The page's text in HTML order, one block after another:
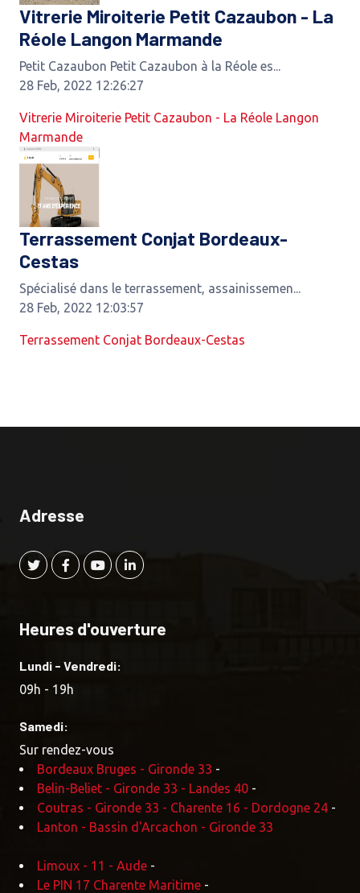
Vitrerie Miroiterie Petit Cazaubon - La
Réole Langon Marmande
Petit Cazaubon Petit Cazaubon à la Réole es...
28 Feb, 2022 12:26:27
Vitrerie Miroiterie Petit Cazaubon - La Réole Langon
Marmande
Terrassement Conjat Bordeaux-
Cestas
Spécialisé dans le terrassement, assainissemen...
28 Feb, 2022 12:03:57
Terrassement Conjat Bordeaux-Cestas
Adresse
Heures d'ouverture
Lundi - Vendredi:
09h - 19h
Samedi:
Sur rendez-vous
Bordeaux Bruges - Gironde 33 -
Belin-Beliet - Gironde 33 - Landes 40 -
Coutras - Gironde 33 - Charente 16 - Dordogne 24 -
Lanton - Bassin d'Arcachon - Gironde 33
Limoux - 11 - Aude -
Le PIN 17 Charente Maritime -